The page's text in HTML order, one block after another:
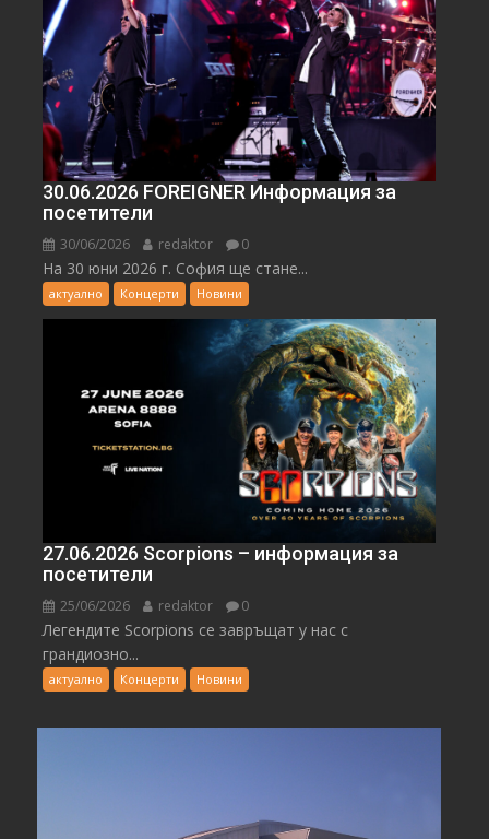
30.06.2026 FOREIGNER Информация за
посетители
30/06/2026 redaktor 0
На 30 юни 2026 г. София ще стане...
актуално Концерти Новини
27.06.2026 Scorpions – информация за
посетители
25/06/2026 redaktor 0
Легендите Scorpions се завръщат у нас с
грандиозно...
актуално Концерти Новини